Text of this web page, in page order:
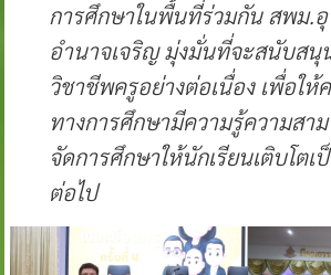
การศึกษาในพื้นที่ร่วมกัน สพม.
อำนาจเจริญ มุ่งมั่นที่จะสนับส
วิชาชีพครูอย่างต่อเนื่อง เพื่อให้
ทางการศึกษามีความรู้ความสา
จัดการศึกษาให้นักเรียนเติบโต
ต่อไป